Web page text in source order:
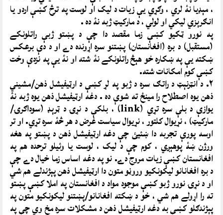
، مېډيا نۀ لري ، وګړي يې زيات د ليک او لوست په ترڅ کښې اردو يا
انګرېزي ليکي او لولي ، د مارکيټ ژبه نۀ ده .
په نورو ټکيو کښې زما مقصد دا چې د پښتو ژبې راتلونکے
(مستقبل) د بره (افغانستان) پښتنو سره اړونده دے او د دې برعکس
ښکته يې په ښکاره خو هېڅ راتلونکے نۀ شته او نۀ يې په نزدې وخت
کښې کوم امکانات شته.
۲. د انټرنېټ د راتګ سره د ژبو په لړ کښې د ارټيفيشل ذهن/مشيني
ذهن يوه اصطلاح را مينځ ته شوې ده . دغه ارټيفيشل ذهن يوه ژبه نۀ
يوازې د بلې سره تړي (link) ، بلکې د نړۍ د ټرېډ (سوداګرۍ/
مارکيټ) ، نړيوال کلتور ، نړيوال سياست غرض د هر څۀ سره تړي. او تر
اوسه پورې تجربه دا ښئيئ چې دغه ارټيفيشل ذهن د پښتو په هغه
ورژن ښۀ پوهېږي ، کوم چې د ليک ، لوست يا وئيلو ترحده هم په
افغانستان کښې زيات مروج دے. نو په دغه اساس زما خيال دے چې
د بره افغانانو ليکونکيو وروڼو متون دا ارټيفيشل ذهن پېژندلے هم شي
او د نړۍ نورو ژبو کښې موجود مواد د افغانستان په املا کښې پښتو
ته را اړولے هم شي ، خو د ښکته افغانانو/پښتنو ليکونکيو متون په
پېژندګلو کښې به دغه ارټيفيشل ذهن د مشکلات سره مخ وي چې په